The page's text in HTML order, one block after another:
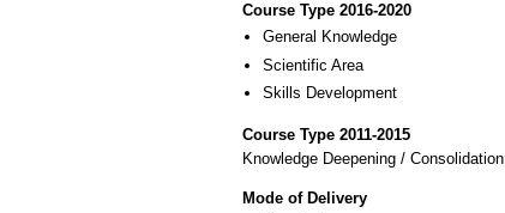
Course Type 2016-2020
General Knowledge
Scientific Area
Skills Development
Course Type 2011-2015
Knowledge Deepening / Consolidation
Mode of Delivery